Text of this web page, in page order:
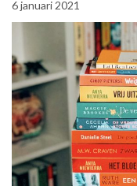
6 januari 2021